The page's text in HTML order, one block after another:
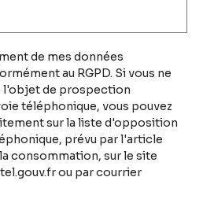
de mes données
au RGPD. Si vous ne
l'objet de prospection
téléphonique, vous pouvez
sur la liste d'opposition
prévu par l'article
consommation, sur le site
ou par courrier